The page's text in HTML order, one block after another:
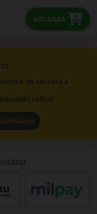
KOSÁRBA
e Ön számára a
nélkül!